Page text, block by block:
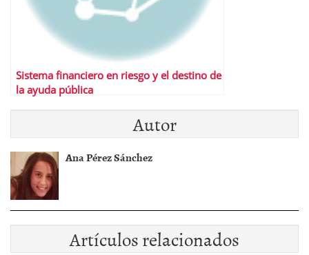
Sistema financiero en riesgo y el destino de
la ayuda pública
Autor
Ana Pérez Sánchez
Artículos relacionados